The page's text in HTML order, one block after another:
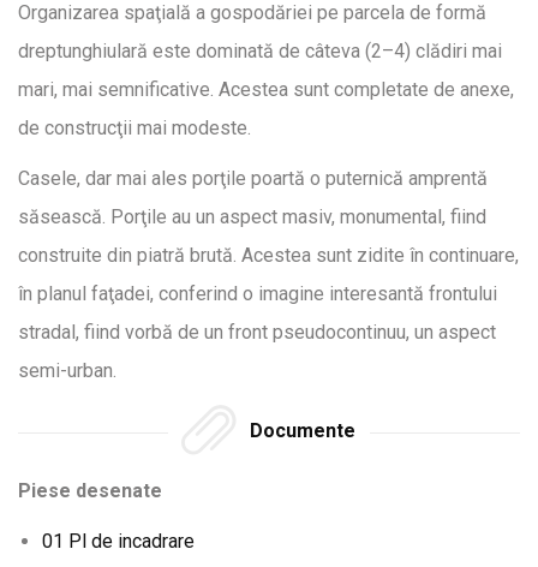
Organizarea spaţială a gospodăriei pe parcela de formă
dreptunghiulară este dominată de câteva (2–4) clădiri mai
mari, mai semnificative. Acestea sunt completate de anexe,
de construcţii mai modeste.
Casele, dar mai ales porţile poartă o puternică amprentă
săsească. Porţile au un aspect masiv, monumental, fiind
construite din piatră brută. Acestea sunt zidite în continuare,
în planul faţadei, conferind o imagine interesantă frontului
stradal, fiind vorbă de un front pseudocontinuu, un aspect
semi-urban.
Documente
Piese desenate
01 Pl de incadrare